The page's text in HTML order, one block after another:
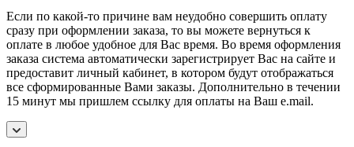
Если по какой-то причине вам неудобно совершить оплату
сразу при оформлении заказа, то вы можете вернуться к
оплате в любое удобное для Вас время. Во время оформления
заказа система автоматически зарегистрирует Вас на сайте и
предоставит личный кабинет, в котором будут отображаться
все сформированные Вами заказы. Дополнительно в течении
15 минут мы пришлем ссылку для оплаты на Ваш e.mail.